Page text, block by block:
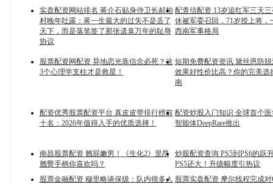
实盘配资网站排名 蒋介石贴身侍卫长郝柏
村晚年吐露：蒋一生最大的过失不是丢了
天下，而是落笔签了那张遗臭万年的耻辱
协议
配查信配资 13岁追红军三天
休被军委召回，71岁授上将，
西南军事格局
股票配资网配资 异地恋光靠信念必死？这
3个心理学支柱才是救星！
短期免费配资资讯 黛丝恩防
效果好性价比高？你的完美选
南
配资优秀股票配资平台 真皮皮带排行榜前
十名：2026年值得入手的优质选择！
配资炒股入门知识 全球首个
智能体DeepRare推出
南昌股票配资 翘屁嫩男！《生化2》里昂
翘臀手柄你喜欢吗？
炒股配资查询 PS5到PS6的跃
PS5还大！升级幅度引热议
股票金融配资 穆里略谈保级：队内很多人 股票实盘配资 摩尔线程完成对